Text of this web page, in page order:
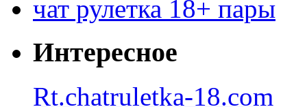
чат рулетка 18+ пары
Интересное
Rt.chatruletka-18.com